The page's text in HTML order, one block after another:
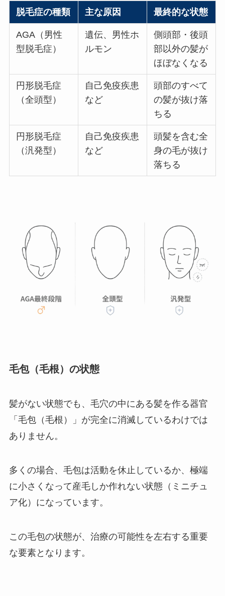
脱毛症の種類 主な原因 最終的な状態
AGA（男性
型脱毛症）
遺伝、男性ホ
ルモン
側頭部・後頭
部以外の髪が
ほぼなくなる
円形脱毛症
（全頭型）
自己免疫疾患
など
頭部のすべて
の髪が抜け落
ちる
円形脱毛症
（汎発型）
自己免疫疾患
など
頭髪を含む全
身の毛が抜け
落ちる
毛包（毛根）の状態
髪がない状態でも、毛穴の中にある髪を作る器官
「毛包（毛根）」が完全に消滅しているわけでは
ありません。
多くの場合、毛包は活動を休止しているか、極端
に小さくなって産毛しか作れない状態（ミニチュ
ア化）になっています。
この毛包の状態が、治療の可能性を左右する重要
な要素となります。